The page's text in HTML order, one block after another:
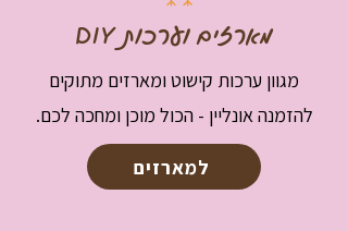
מארזים וערכות DIY
מגוון ערכות קישוט ומארזים מתוקים
להזמנה אונליין - הכול מוכן ומחכה לכם.
למארזים